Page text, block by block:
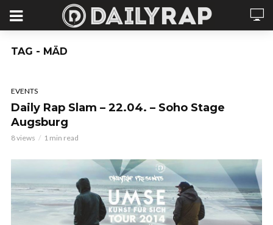
TAG - MÄD
EVENTS
Daily Rap Slam – 22.04. – Soho Stage
Augsburg
8 views 1 min read